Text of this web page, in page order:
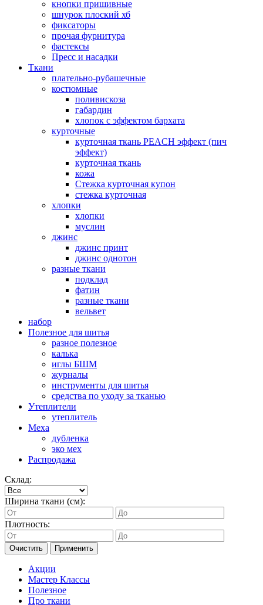
кнопки пришивные
шнурок плоский хб
фиксаторы
прочая фурнитура
фастексы
Пресс и насадки
Ткани
плательно-рубашечные
костюмные
поливискоза
габардин
хлопок с эффектом бархата
курточные
курточная ткань PEACH эффект (пич
эффект)
курточная ткань
кожа
Стежка курточная купон
стежка курточная
хлопки
хлопки
муслин
джинс
джинс принт
джинс однотон
разные ткани
подклад
фатин
разные ткани
вельвет
набор
Полезное для шитья
разное полезное
калька
иглы БШМ
журналы
инструменты для шитья
средства по уходу за тканью
Утеплители
утеплитель
Меха
дубленка
эко мех
Распродажа
Склад:
Ширина ткани (см):
Плотность:
Очистить Применить
Акции
Мастер Классы
Полезное
Про ткани